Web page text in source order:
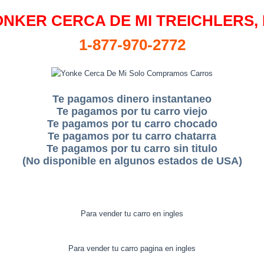
CERCA DE MI TREICHLERS,
1-877-970-2772
Te pagamos dinero instantaneo
Te pagamos por tu carro viejo
Te pagamos por tu carro chocado
Te pagamos por tu carro chatarra
Te pagamos por tu carro sin titulo
(No disponible en algunos estados de USA)
Para vender tu carro en ingles
Para vender tu carro pagina en ingles